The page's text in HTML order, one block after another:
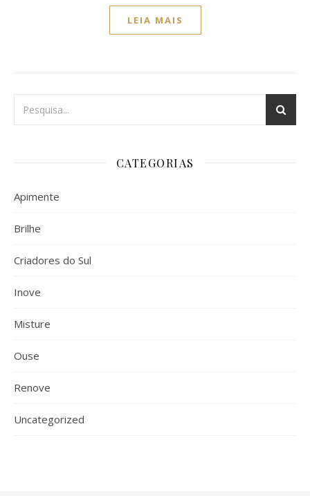
LEIA MAIS
CATEGORIAS
Apimente
Brilhe
Criadores do Sul
Inove
Misture
Ouse
Renove
Uncategorized